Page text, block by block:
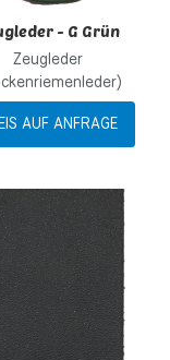
- G Grün
Zeugleder
AUF ANFRAGE
hinzufügen
hinzufügen